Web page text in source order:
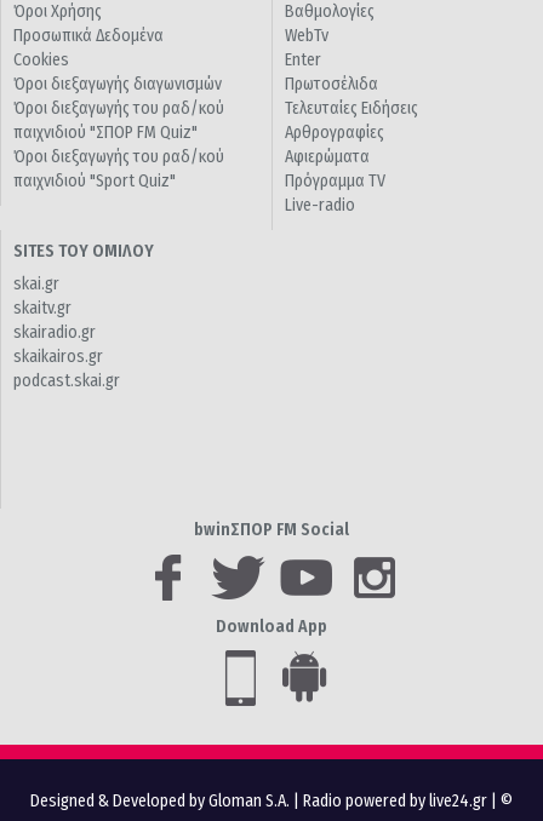
Όροι Χρήσης
Προσωπικά Δεδομένα
Cookies
Όροι διεξαγωγής διαγωνισμών
Όροι διεξαγωγής του ραδ/κού
παιχνιδιού "ΣΠΟΡ FM Quiz"
Όροι διεξαγωγής του ραδ/κού
παιχνιδιού "Sport Quiz"
Βαθμολογίες
WebTv
Enter
Πρωτοσέλιδα
Τελευταίες Ειδήσεις
Αρθρογραφίες
Αφιερώματα
Πρόγραμμα TV
Live-radio
SITES ΤΟΥ ΟΜΙΛΟΥ
skai.gr
skaitv.gr
skairadio.gr
skaikairos.gr
podcast.skai.gr
bwinΣΠΟΡ FM Social
Download App
Designed & Developed by Gloman S.A. Radio powered by live24.gr | ©